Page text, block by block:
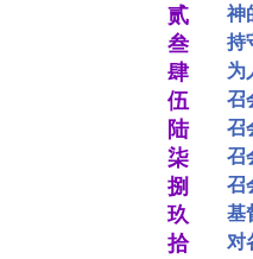
贰 神
叁 持
肆 为
伍 召
陆 召
柒 召
捌 召
玖 基
拾 对